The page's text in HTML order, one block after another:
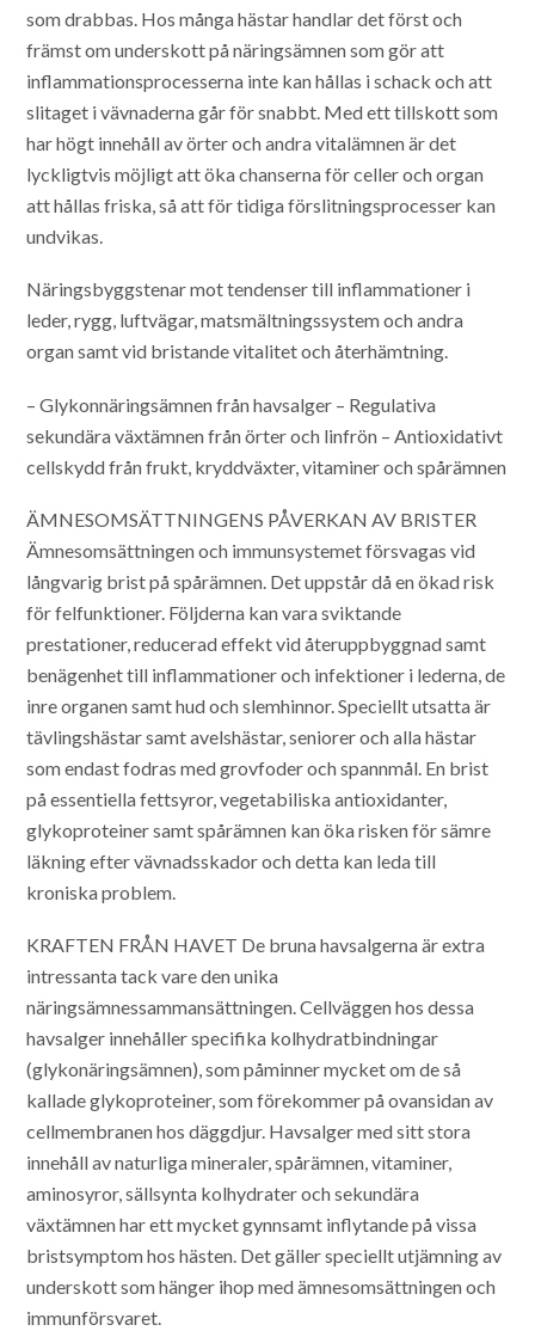
som drabbas. Hos många hästar handlar det först och
främst om underskott på näringsämnen som gör att
inflammationsprocesserna inte kan hållas i schack och att
slitaget i vävnaderna går för snabbt. Med ett tillskott som
har högt innehåll av örter och andra vitalämnen är det
lyckligtvis möjligt att öka chanserna för celler och organ
att hållas friska, så att för tidiga förslitningsprocesser kan
undvikas.
Näringsbyggstenar mot tendenser till inflammationer i
leder, rygg, luftvägar, matsmältningssystem och andra
organ samt vid bristande vitalitet och återhämtning.
– Glykonnäringsämnen från havsalger – Regulativa
sekundära växtämnen från örter och linfrön – Antioxidativt
cellskydd från frukt, kryddväxter, vitaminer och spårämnen
ÄMNESOMSÄTTNINGENS PÅVERKAN AV BRISTER
Ämnesomsättningen och immunsystemet försvagas vid
långvarig brist på spårämnen. Det uppstår då en ökad risk
för felfunktioner. Följderna kan vara sviktande
prestationer, reducerad effekt vid återuppbyggnad samt
benägenhet till inflammationer och infektioner i lederna, de
inre organen samt hud och slemhinnor. Speciellt utsatta är
tävlingshästar samt avelshästar, seniorer och alla hästar
som endast fodras med grovfoder och spannmål. En brist
på essentiella fettsyror, vegetabiliska antioxidanter,
glykoproteiner samt spårämnen kan öka risken för sämre
läkning efter vävnadsskador och detta kan leda till
kroniska problem.
KRAFTEN FRÅN HAVET De bruna havsalgerna är extra
intressanta tack vare den unika
näringsämnessammansättningen. Cellväggen hos dessa
havsalger innehåller specifika kolhydratbindningar
(glykonäringsämnen), som påminner mycket om de så
kallade glykoproteiner, som förekommer på ovansidan av
cellmembranen hos däggdjur. Havsalger med sitt stora
innehåll av naturliga mineraler, spårämnen, vitaminer,
aminosyror, sällsynta kolhydrater och sekundära
växtämnen har ett mycket gynnsamt inflytande på vissa
bristsymptom hos hästen. Det gäller speciellt utjämning av
underskott som hänger ihop med ämnesomsättningen och
immunförsvaret.